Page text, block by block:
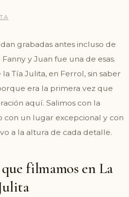
grabadas antes incluso de
y Juan fue una de esas.
la Tía Julita, en Ferrol, sin saber
era la primera vez que
aquí. Salimos con la
con un lugar excepcional y con
a la altura de cada detalle.
filmamos en La